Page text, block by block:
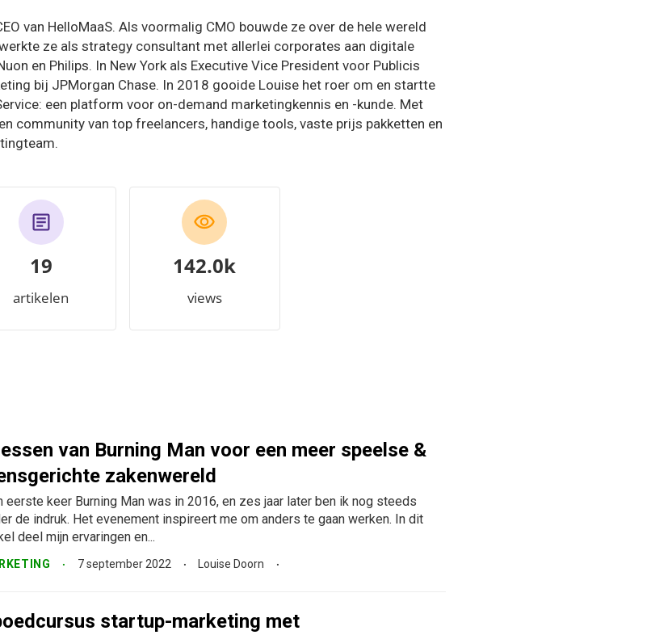
van HelloMaaS. Als voormalig CMO bouwde ze over de hele wereld
ze als strategy consultant met allerlei corporates aan digitale
en Philips. In New York als Executive Vice President voor Publicis
bij JPMorgan Chase. In 2018 gooide Louise het roer om en startte
een platform voor on-demand marketingkennis en -kunde. Met
community van top freelancers, handige tools, vaste prijs pakketten en
19
artikelen
156.7k
views
van Burning Man voor een meer speelse &
zakenwereld
eerste keer Burning Man was in 2016, en zes jaar later ben ik nog steeds
de indruk. Het evenement inspireert me om anders te gaan werken. In dit
deel mijn ervaringen en...
7 september 2022 Louise Doorn
startup-marketing met